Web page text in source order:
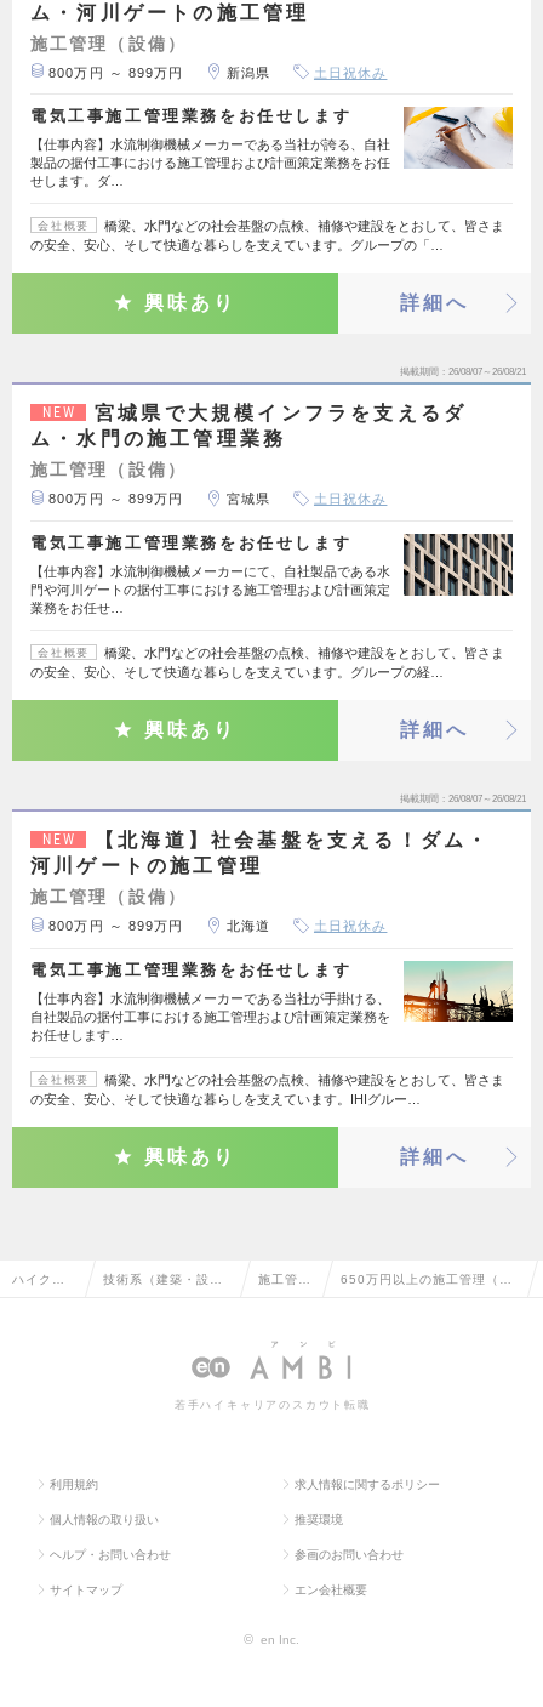
ム・河川ゲートの施工管理
施工管理（設備）
800万円 ～ 899万円 新潟県 土日祝休み
電気工事施工管理業務をお任せします
【仕事内容】水流制御機械メーカーである当社が誇る、自社
製品の据付工事における施工管理および計画策定業務をお任
せします。ダ…
会社概要
橋梁、水門などの社会基盤の点検、補修や建設をとおして、皆さま
の安全、安心、そして快適な暮らしを支えています。グループの「…
興味あり 詳細へ
掲載期間 26/08/07～26/08/21
NEW
宮城県で大規模インフラを支えるダ
ム・水門の施工管理業務
施工管理（設備）
800万円 ～ 899万円 宮城県 土日祝休み
電気工事施工管理業務をお任せします
【仕事内容】水流制御機械メーカーにて、自社製品である水
門や河川ゲートの据付工事における施工管理および計画策定
業務をお任せ…
会社概要
橋梁、水門などの社会基盤の点検、補修や建設をとおして、皆さま
の安全、安心、そして快適な暮らしを支えています。グループの経…
興味あり 詳細へ
掲載期間 26/08/07～26/08/21
NEW
【北海道】社会基盤を支える！ダム・
河川ゲートの施工管理
施工管理（設備）
800万円 ～ 899万円 北海道 土日祝休み
電気工事施工管理業務をお任せします
【仕事内容】水流制御機械メーカーである当社が手掛ける、
自社製品の据付工事における施工管理および計画策定業務を
お任せします…
会社概要
橋梁、水門などの社会基盤の点検、補修や建設をとおして、皆さま
の安全、安心、そして快適な暮らしを支えています。IHIグルー…
興味あり 詳細へ
ハイクラ 技術系（建築・設 施工管理 650万円以上の施工管理（設
若手ハイキャリアのスカウト転職
利用規約 求人情報に関するポリシー
個人情報の取り扱い 推奨環境
ヘルプ・お問い合わせ 参画のお問い合わせ
サイトマップ エン会社概要
© en Inc.